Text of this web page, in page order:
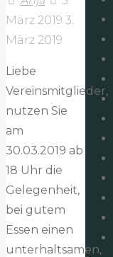
März 2019 3.
März 2019
Liebe
Vereinsmitglieder,
nutzen Sie
am
30.03.2019 ab
18 Uhr die
Gelegenheit,
bei gutem
Essen einen
unterhaltsamen,